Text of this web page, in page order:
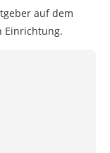
auf dem
Einrichtung.